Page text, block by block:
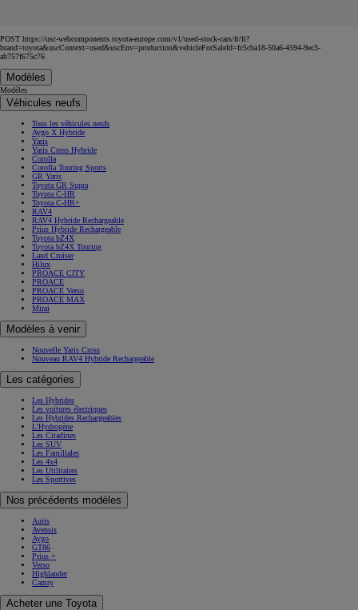
POST https://usc-webcomponents.toyota-europe.com/v1/used-stock-cars/fr/fr?
brand=toyota&uscContext=used&uscEnv=production&vehicleForSaleId=fc5cba18-50a6-4594-9ec3-
ab757f675c76
Modèles
Modèles
Véhicules neufs
Tous les véhicules neufs
Aygo X Hybride
Yaris
Yaris Cross Hybride
Corolla
Corolla Touring Sports
GR Yaris
Toyota GR Supra
Toyota C-HR
Toyota C-HR+
RAV4
RAV4 Hybride Rechargeable
Prius Hybride Rechargeable
Toyota bZ4X
Toyota bZ4X Touring
Land Cruiser
Hilux
PROACE CITY
PROACE
PROACE Verso
PROACE MAX
Mirai
Modèles à venir
Nouvelle Yaris Cross
Nouveau RAV4 Hybride Rechargeable
Les catégories
Les Hybrides
Les voitures électriques
Les Hybrides Rechargeables
L'Hydrogène
Les Citadines
Les SUV
Les Familiales
Les 4x4
Les Utilitaires
Les Sportives
Nos précédents modèles
Auris
Avensis
Aygo
GT86
Prius +
Verso
Highlander
Camry
Acheter une Toyota